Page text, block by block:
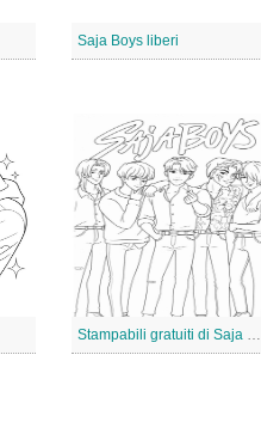
Saja Boys liberi
Stampabili gratuiti di Saja Boys